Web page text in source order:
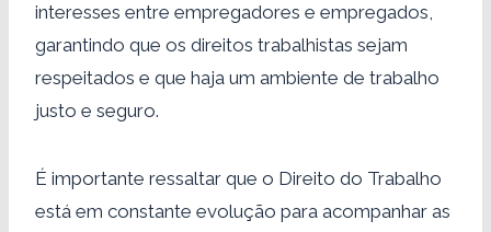
interesses entre empregadores e empregados,
garantindo que os direitos trabalhistas sejam
respeitados e que haja um ambiente de trabalho
justo e seguro.
É importante ressaltar que o Direito do Trabalho
está em constante evolução para acompanhar as